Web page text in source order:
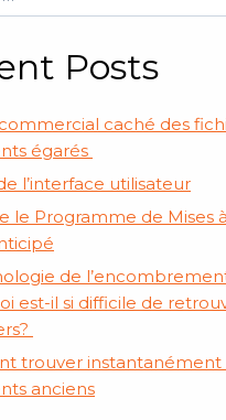
Posts
caché des
égarés
l’interface utilisateur
le Programme de Mises
de
est-il si difficile de
trouver instantanément
anciens